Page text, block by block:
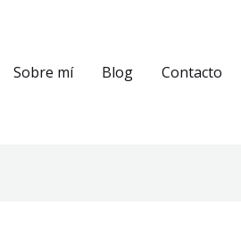
Sobre mí
Blog Contacto